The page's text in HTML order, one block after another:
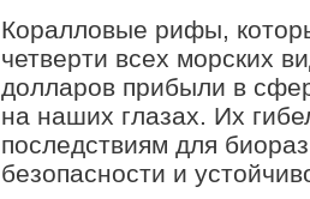
Коралловые рифы,
четверти всех морских
долларов прибыли в
на наших глазах. Их
последствиям для
безопасности и